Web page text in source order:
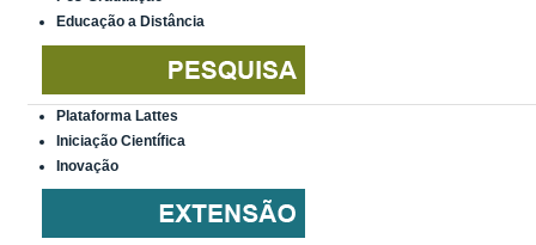
Educação a Distância
Plataforma Lattes
Iniciação Científica
Inovação